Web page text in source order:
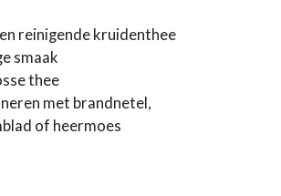
reinigende kruidenthee
smaak
thee
met brandnetel,
of heermoes